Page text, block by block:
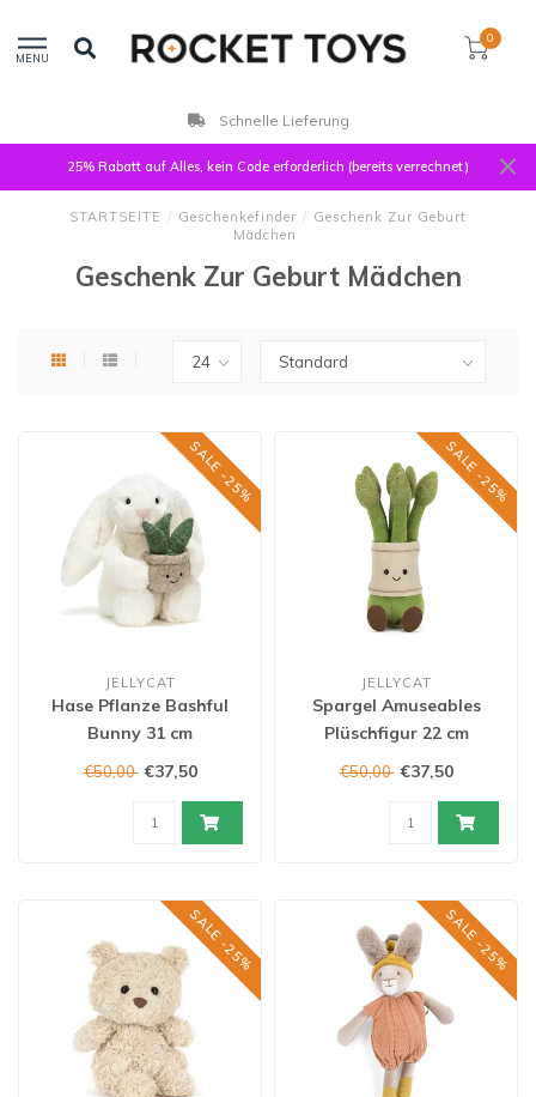
MENU
0
Kunden bewerten uns mit 9,3
25% Rabatt auf Alles, kein Code erforderlich (bereits verrechnet)
STARTSEITE / Geschenkefinder / Geschenk Zur Geburt
Mädchen
Geschenk Zur Geburt Mädchen
SALE -25%
JELLYCAT
Hase Pflanze Bashful
Bunny 31 cm
€50,00 €37,50
SALE -25%
JELLYCAT
Spargel Amuseables
Plüschfigur 22 cm
€50,00 €37,50
SALE -25% SALE -25%